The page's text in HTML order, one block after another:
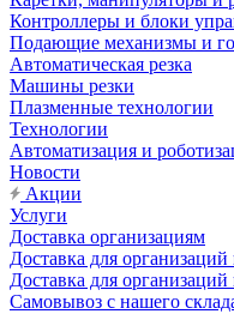
Контроллеры и блоки
Подающие механизмы и
Автоматическая резка
Машины резки
Плазменные технологии
Технологии
Автоматизация и
Новости
Акции
Услуги
Доставка организациям
Доставка для
Доставка для
Самовывоз с нашего